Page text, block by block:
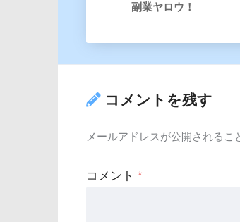
副業ヤロウ！
コメントを残す
メールアドレスが公開されるこ
コメント *